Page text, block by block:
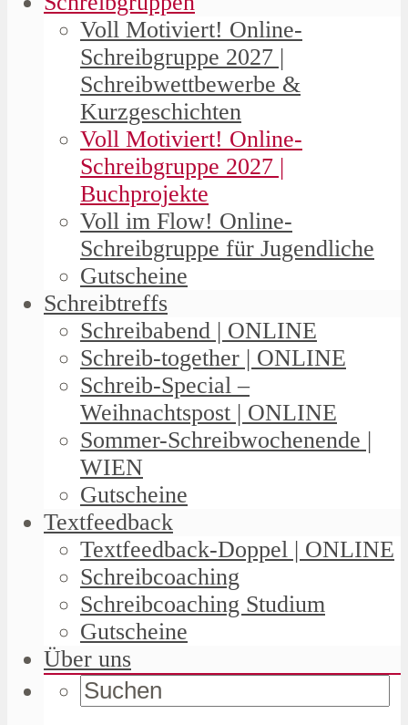
Voll Motiviert! Online-
Schreibgruppe 2027 |
Schreibwettbewerbe &
Kurzgeschichten
Voll Motiviert! Online-
Schreibgruppe 2027 |
Buchprojekte
Voll im Flow! Online-
Schreibgruppe für Jugendliche
Gutscheine
Schreibtreffs
Schreibabend | ONLINE
Schreib-together | ONLINE
Schreib-Special –
Weihnachtspost | ONLINE
Sommer-Schreibwochenende |
WIEN
Gutscheine
Textfeedback
Textfeedback-Doppel | ONLINE
Schreibcoaching
Schreibcoaching Studium
Gutscheine
Über uns